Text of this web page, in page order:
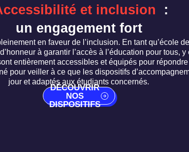
et inclusion
:
un engagement fort
en faveur de l’inclusion. En tant qu’école
à garantir l’accès à l’éducation pour tous,
entièrement accessibles et équipés pour
pour veiller à ce que les dispositifs
jour et adaptés aux étudiants concernés.
DÉCOUVRIR
NOS
DISPOSITIFS